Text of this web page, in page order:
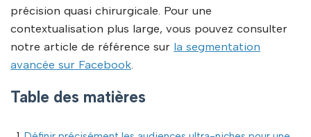
précision quasi chirurgicale. Pour une
contextualisation plus large, vous pouvez consulter
notre article de référence sur la segmentation
avancée sur Facebook
Table des matières